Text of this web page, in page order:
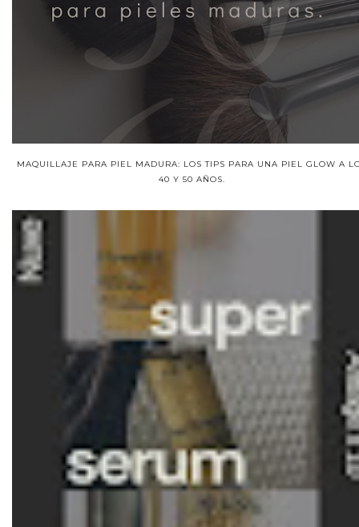
MAQUILLAJE PARA PIEL MADURA: LOS TIPS PARA UNA PIEL GLOW A
40 Y 50 AÑOS.